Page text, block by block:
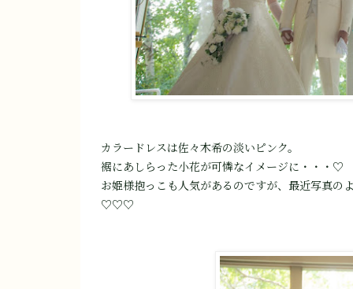
カラードレスは佐々木希の淡いピンク。
裾にあしらった小花が可憐なイメージに・・・♡
お姫様抱っこも人気があるのですが、最近写真の
♡♡♡